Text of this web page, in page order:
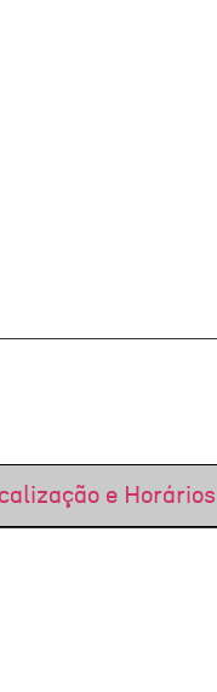
e Horários